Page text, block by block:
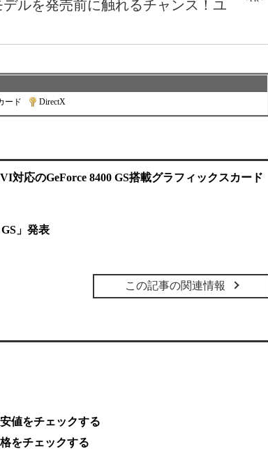
ルを発売前に触れるチャンス！ユ
ード DirectX
対応のGeForce 8400 GS搭載グラフィックスカード
」発表
この記事の関連情報
値をチェックする
をチェックする